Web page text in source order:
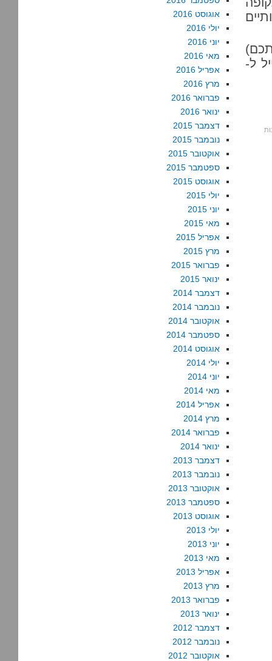
ל-
אוגוסט 2016
יולי 2016
יוני 2016
מאי 2016
אפריל 2016
מרץ 2016
פברואר 2016
ינואר 2016
דצמבר 2015
נובמבר 2015
אוקטובר 2015
ספטמבר 2015
אוגוסט 2015
יולי 2015
יוני 2015
מאי 2015
אפריל 2015
מרץ 2015
פברואר 2015
ינואר 2015
דצמבר 2014
נובמבר 2014
אוקטובר 2014
ספטמבר 2014
אוגוסט 2014
יולי 2014
יוני 2014
מאי 2014
אפריל 2014
מרץ 2014
פברואר 2014
ינואר 2014
דצמבר 2013
נובמבר 2013
אוקטובר 2013
ספטמבר 2013
אוגוסט 2013
יולי 2013
יוני 2013
מאי 2013
אפריל 2013
מרץ 2013
פברואר 2013
ינואר 2013
דצמבר 2012
נובמבר 2012
אוקטובר 2012